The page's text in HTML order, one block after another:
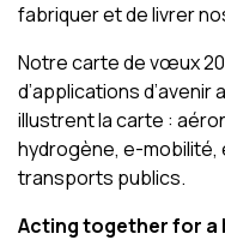
fabriquer et de livrer
Notre carte de vœux
d’applications
illustrent la carte :
hydrogène, e-mobilité,
transports publics.
Acting together for